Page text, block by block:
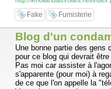
Fake Fumisterie
Blog d'un
Une bonne partie des gens
pour ce blog qui devrait
Pas moi car assister à
s'apparente (pour moi) à
de ce que l'on appelle la